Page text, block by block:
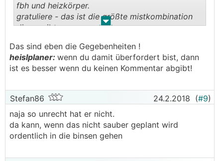
. .
fbh und heizkörper.
gratuliere - das ist die größte mistkombination
die es gibt.
Das sind eben die Gegebenheiten !
heislplaner: wenn du damit überfordert bist, dann
ist es besser wenn du keinen Kommentar abgibt!
Stefan86 24.2.2018 (#9)
naja so unrecht hat er nicht.
da kann, wenn das nicht sauber geplant wird
ordentlich in die binsen gehen